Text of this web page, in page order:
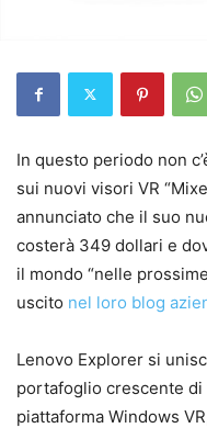
In questo periodo non
sui nuovi visori VR
annunciato che il suo
costerà 349 dollari e
il mondo “nelle
uscito nel loro blog
Lenovo Explorer si
portafoglio crescente
piattaforma Windows